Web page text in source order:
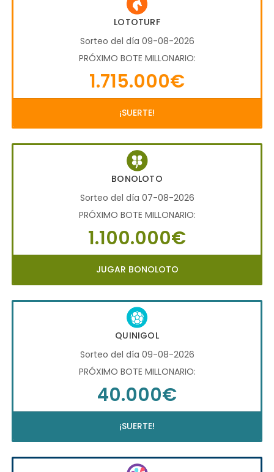
LOTOTURF
Sorteo del día 09-08-2026
PRÓXIMO BOTE MILLONARIO:
1.715.000€
¡SUERTE!
BONOLOTO
Sorteo del día 07-08-2026
PRÓXIMO BOTE MILLONARIO:
1.100.000€
JUGAR BONOLOTO
QUINIGOL
Sorteo del día 09-08-2026
PRÓXIMO BOTE MILLONARIO:
40.000€
¡SUERTE!